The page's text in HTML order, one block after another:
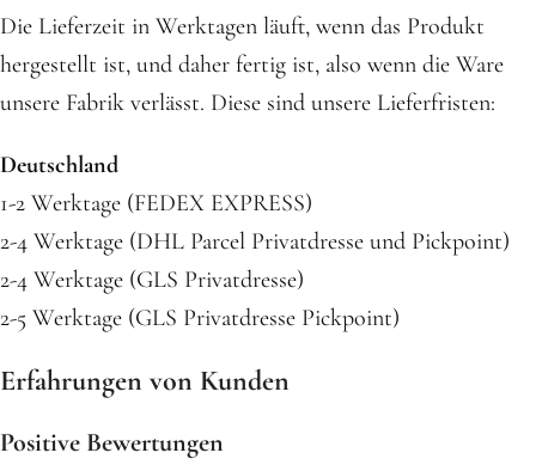
Die Lieferzeit in Werktagen läuft, wenn das Produkt
hergestellt ist, und daher fertig ist, also wenn die Ware
unsere Fabrik verlässt. Diese sind unsere Lieferfristen:
Deutschland
1-2 Werktage (FEDEX EXPRESS)
2-4 Werktage (DHL Parcel Privatdresse und Pickpoint)
2-4 Werktage (GLS Privatdresse)
2-5 Werktage (GLS Privatdresse Pickpoint)
Erfahrungen von Kunden
Positive Bewertungen